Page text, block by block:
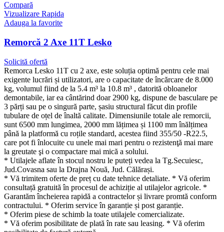
Compară
Vizualizare Rapida
Adauga la favorite
Remorcă 2 Axe 11T Lesko
Solicită ofertă
Remorca Lesko 11T cu 2 axe, este soluția optimă pentru cele mai
exigente lucrări și utilizatori, are o capacitate de încărcare de 8.000
kg, volumul fiind de la 5.4 m³ la 10.8 m³ , datorită obloanelor
demontabile, iar ea cântărind doar 2900 kg, dispune de basculare pe
3 părți sau pe o singură parte, șasiu structural făcut din profile
tubulare de oțel de înaltă calitate. Dimensiunile totale ale remorcii,
sunt 6500 mm lungimea, 2000 mm lățimea și 1100 mm înălțimea
până la platformă cu roțile standard, acestea fiind 355/50 -R22.5,
care pot fi înlocuite cu unele mai mari pentru o rezistenţă mai mare
la greutate şi o compactare mai mică a solului.
* Utilajele aflate în stocul nostru le puteți vedea la Tg.Secuiesc,
Jud.Covasna sau la Drajna Nouă, Jud. Călărași.
* Vă trimitem oferte de preț cu date tehnice detaliate. * Vă oferim
consultață gratuită în procesul de achiziție al utilajelor agricole. *
Garantăm încheierea rapidă a contractelor și livrare promtă conform
contractului. * Oferim service în garanție și post garanție.
* Oferim piese de schimb la toate utilajele comercializate.
* Vă oferim posibilitate de plată în rate sau leasing. * Vă oferim